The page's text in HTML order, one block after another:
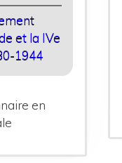
et la IVe
1944
en